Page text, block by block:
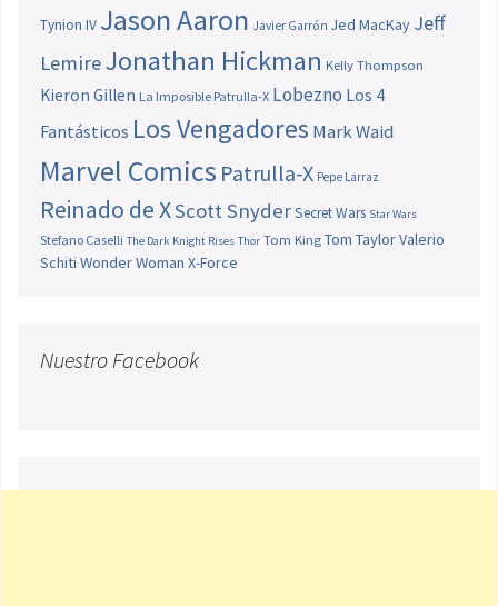
Tynion IV Jason Aaron Javier Garrón Jed MacKay Jeff
LemireJonathan Hickman Kelly Thompson
Kieron Gillen La Imposible Patrulla-X Lobezno Los 4
Fantásticos Los Vengadores Mark Waid
Marvel Comics Patrulla-X Pepe Larraz
Reinado de XScott SnyderSecret Wars Star Wars
Stefano Caselli The Dark Knight Rises Thor Tom King Tom TaylorValerio
Schiti Wonder Woman X-Force
Nuestro Facebook